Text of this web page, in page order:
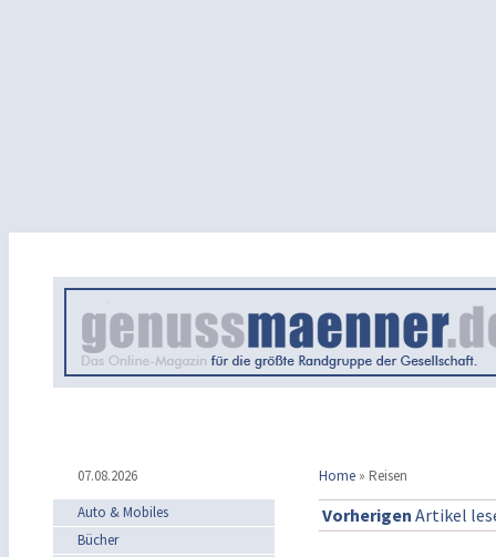
07.08.2026 Home » Reisen
Auto & Mobiles
Bücher
Vorherigen Artikel